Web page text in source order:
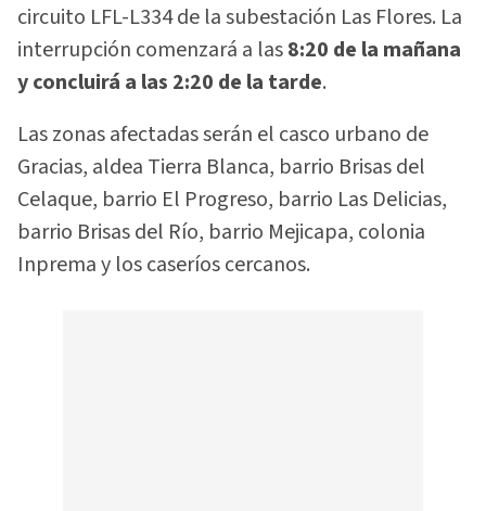
circuito LFL-L334 de la subestación Las Flores. La
interrupción comenzará a las8:20 de la mañana
y concluirá a las 2:20 de la tarde.
Las zonas afectadas serán el casco urbano de
Gracias, aldea Tierra Blanca, barrio Brisas del
Celaque, barrio El Progreso, barrio Las Delicias,
barrio Brisas del Río, barrio Mejicapa, colonia
Inprema y los caseríos cercanos.